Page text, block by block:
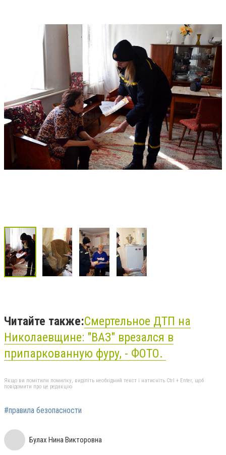
Читайте также:Смертельное ДТП на
Николаевщине: "ВАЗ" врезался в
припаркованную фуру, - ФОТО.
Якщо ви помітили помилку, виділіть необхідний текст і натисніть Ctrl + Enter, щоб
повідомити про це редакцію
#правила безопасности
Булах Нина Викторовна